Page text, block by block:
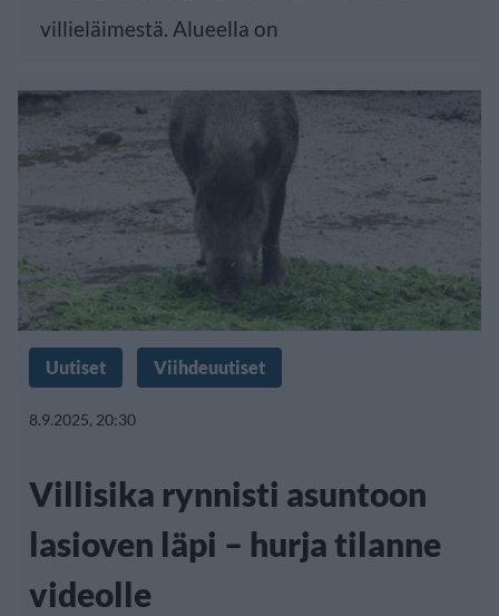
villieläimestä. Alueella on
Uutiset Viihdeuutiset
8.9.2025, 20:30
Villisika rynnisti asuntoon
lasioven läpi – hurja tilanne
videolle